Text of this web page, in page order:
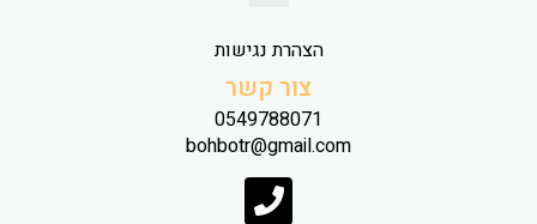
הצהרת נגישות
צור קשר
0549788071
bohbotr@gmail.com